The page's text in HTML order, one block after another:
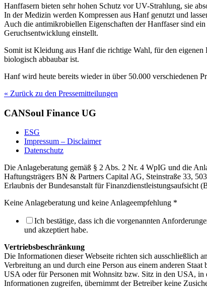
Hanffasern bieten sehr hohen Schutz vor UV-Strahlung, sie
In der Medizin werden Kompressen aus Hanf genutzt und
Auch die antimikrobiellen Eigenschaften der Hanffaser sind
Geruchsentwicklung einstellt.
Somit ist Kleidung aus Hanf die richtige Wahl, für den
biologisch abbaubar ist.
Hanf wird heute bereits wieder in über 50.000 verschiedenen
« Zurück zu den Pressemitteilungen
CANSoul Finance UG
ESG
Impressum – Disclaimer
Datenschutz
Die Anlageberatung gemäß § 2 Abs. 2 Nr. 4 WpIG und die
Haftungsträgers BN & Partners Capital AG, Steinstraße 33,
Erlaubnis der Bundesanstalt für Finanzdienstleistungsaufsicht
Keine Anlageberatung und keine Anlageempfehlung *
Ich bestätige, dass ich die vorgenannten
und akzeptiert habe.
Vertriebsbeschränkung
Die Informationen dieser Webseite richten sich ausschließlich
Verbreitung an und durch eine Person aus einem anderen
USA oder für Personen mit Wohnsitz bzw. Sitz in den USA, in
Informationen zugreifen, übernimmt der Betreiber keine